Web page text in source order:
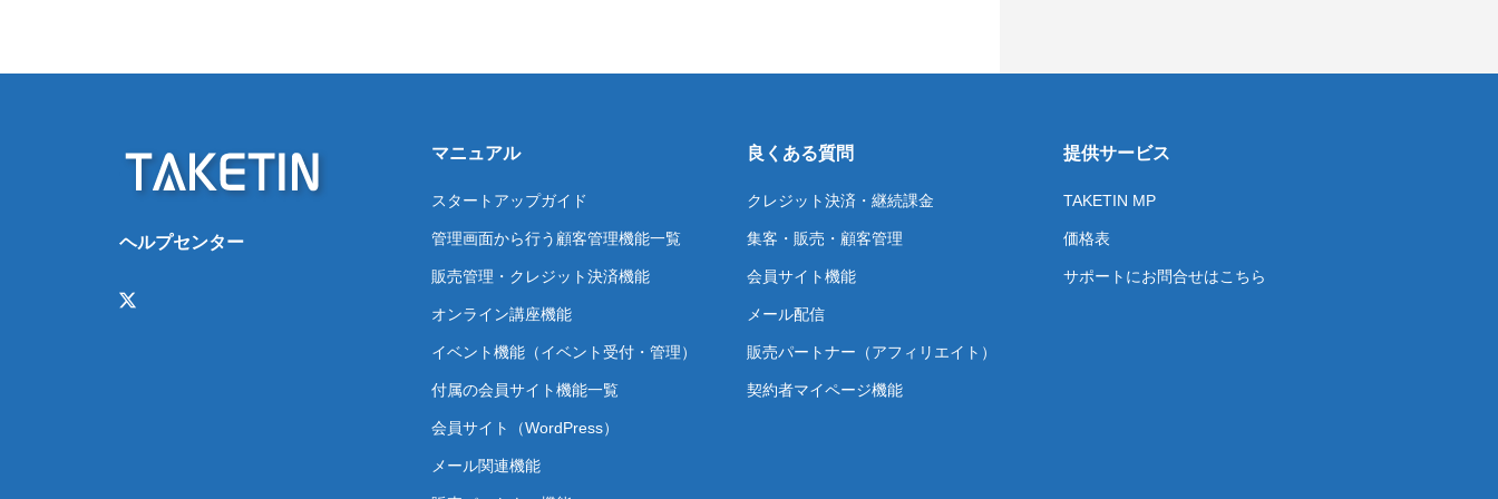
マニュアル
スタートアップガイド
管理画面から行う顧客管理機能一覧
販売管理・クレジット決済機能
オンライン講座機能
イベント機能（イベント受付・管理）
付属の会員サイト機能一覧
会員サイト（WordPress）
メール関連機能
良くある質問
クレジット決済・継続課金
集客・販売・顧客管理
会員サイト機能
メール配信
販売パートナー（アフィリエイト）
契約者マイページ機能
提供サービス
TAKETIN MP
価格表
サポートにお問合せはこちら
ヘルプセンター